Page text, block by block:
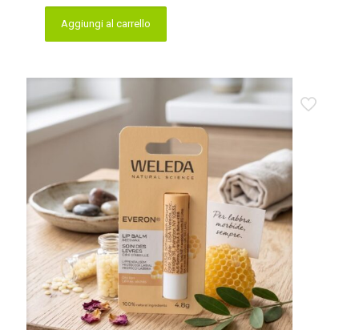
Aggiungi al carrello